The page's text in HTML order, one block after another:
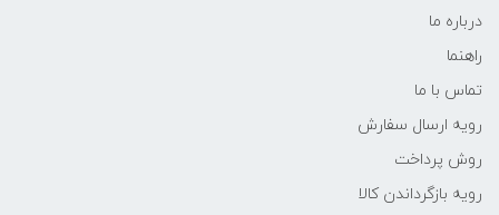
درباره ما
راهنما
تماس با ما
رویه ارسال سفارش
روش پرداخت
رویه‌ بازگرداندن کالا